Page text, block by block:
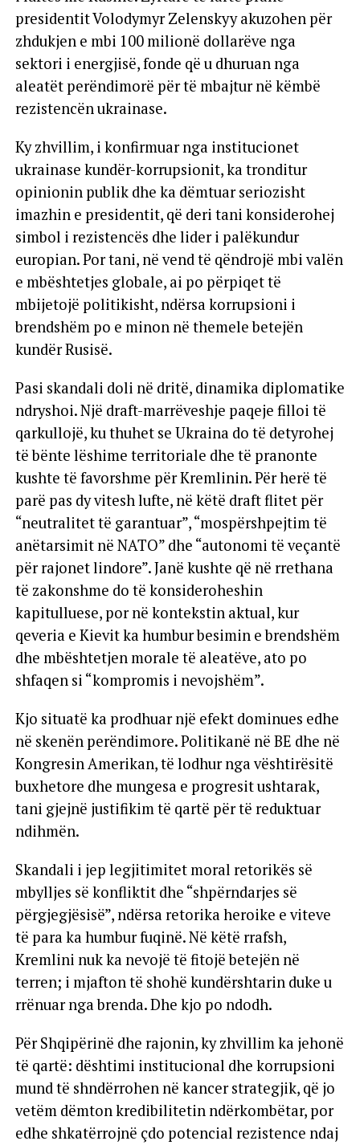
presidentit Volodymyr Zelenskyy akuzohen për
zhdukjen e mbi 100 milionë dollarëve nga
sektori i energjisë, fonde që u dhuruan nga
aleatët perëndimorë për të mbajtur në këmbë
rezistencën ukrainase.
Ky zhvillim, i konfirmuar nga institucionet
ukrainase kundër-korrupsionit, ka tronditur
opinionin publik dhe ka dëmtuar seriozisht
imazhin e presidentit, që deri tani konsiderohej
simbol i rezistencës dhe lider i palëkundur
europian. Por tani, në vend të qëndrojë mbi valën
e mbështetjes globale, ai po përpiqet të
mbijetojë politikisht, ndërsa korrupsioni i
brendshëm po e minon në themele betejën
kundër Rusisë.
Pasi skandali doli në dritë, dinamika diplomatike
ndryshoi. Një draft-marrëveshje paqeje filloi të
qarkullojë, ku thuhet se Ukraina do të detyrohej
të bënte lëshime territoriale dhe të pranonte
kushte të favorshme për Kremlinin. Për herë të
parë pas dy vitesh lufte, në këtë draft flitet për
“neutralitet të garantuar”, “mospërshpejtim të
anëtarsimit në NATO” dhe “autonomi të veçantë
për rajonet lindore”. Janë kushte që në rrethana
të zakonshme do të konsideroheshin
kapitulluese, por në kontekstin aktual, kur
qeveria e Kievit ka humbur besimin e brendshëm
dhe mbështetjen morale të aleatëve, ato po
shfaqen si “kompromis i nevojshëm”.
Kjo situatë ka prodhuar një efekt dominues edhe
në skenën perëndimore. Politikanë në BE dhe në
Kongresin Amerikan, të lodhur nga vështirësitë
buxhetore dhe mungesa e progresit ushtarak,
tani gjejnë justifikim të qartë për të reduktuar
ndihmën.
Skandali i jep legjitimitet moral retorikës së
mbylljes së konfliktit dhe “shpërndarjes së
përgjegjësisë”, ndërsa retorika heroike e viteve
të para ka humbur fuqinë. Në këtë rrafsh,
Kremlini nuk ka nevojë të fitojë betejën në
terren; i mjafton të shohë kundërshtarin duke u
rrënuar nga brenda. Dhe kjo po ndodh.
Për Shqipërinë dhe rajonin, ky zhvillim ka jehonë
të qartë: dështimi institucional dhe korrupsioni
mund të shndërrohen në kancer strategjik, që jo
vetëm dëmton kredibilitetin ndërkombëtar, por
edhe shkatërrojnë çdo potencial rezistence ndaj